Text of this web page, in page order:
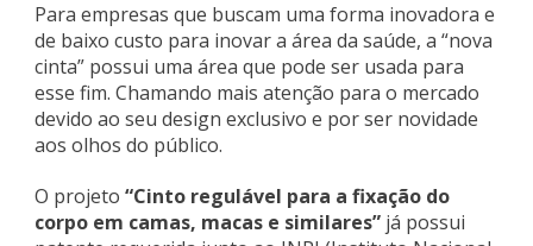
Para empresas que buscam uma forma inovadora e
de baixo custo para inovar a área da saúde, a “nova
cinta” possui uma área que pode ser usada para
esse fim. Chamando mais atenção para o mercado
devido ao seu design exclusivo e por ser novidade
aos olhos do público.
O projeto “Cinto regulável para a fixação do
corpo em camas, macas e similares” já possui